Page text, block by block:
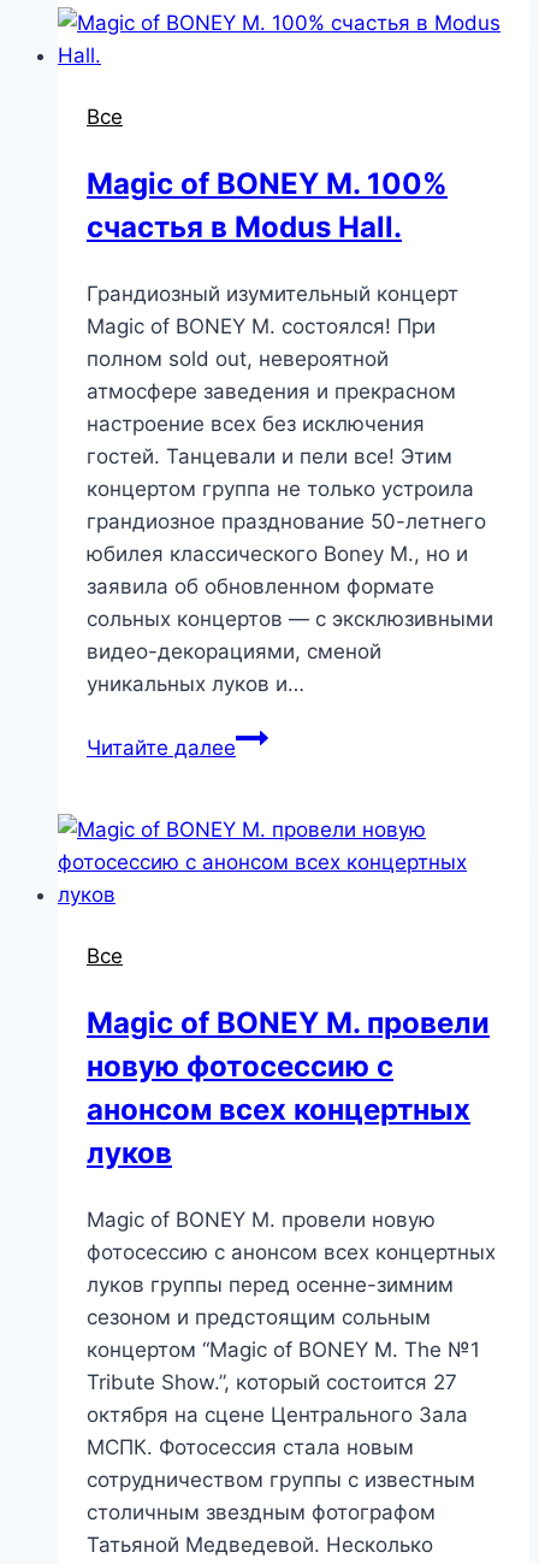
Все
Magic of BONEY M. 100%
счастья в Modus Hall.
Грандиозный изумительный концерт
Magic of BONEY M. состоялся! При
полном sold out, невероятной
атмосфере заведения и прекрасном
настроение всех без исключения
гостей. Танцевали и пели все! Этим
концертом группа не только устроила
грандиозное празднование 50-летнего
юбилея классического Boney M., но и
заявила об обновленном формате
сольных концертов — с эксклюзивными
видео-декорациями, сменой
уникальных луков и…
Читайте далее
Все
Magic of BONEY M. провели
новую фотосессию с
анонсом всех концертных
луков
Magic of BONEY M. провели новую
фотосессию с анонсом всех концертных
луков группы перед осенне-зимним
сезоном и предстоящим сольным
концертом “Magic of BONEY M. The №1
Tribute Show.”, который состоится 27
октября на сцене Центрального Зала
МСПК. Фотосессия стала новым
сотрудничеством группы с известным
столичным звездным фотографом
Татьяной Медведевой. Несколько